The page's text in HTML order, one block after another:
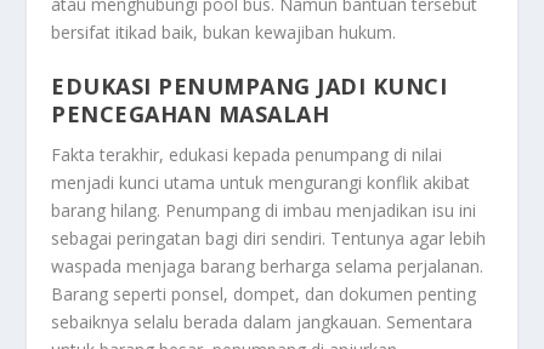
bersifat itikad baik, bukan kewajiban hukum.
EDUKASI PENUMPANG JADI KUNCI
PENCEGAHAN MASALAH
Fakta terakhir, edukasi kepada penumpang di nilai
menjadi kunci utama untuk mengurangi konflik akibat
barang hilang. Penumpang di imbau menjadikan isu ini
sebagai peringatan bagi diri sendiri. Tentunya agar lebih
waspada menjaga barang berharga selama perjalanan.
Barang seperti ponsel, dompet, dan dokumen penting
sebaiknya selalu berada dalam jangkauan. Sementara